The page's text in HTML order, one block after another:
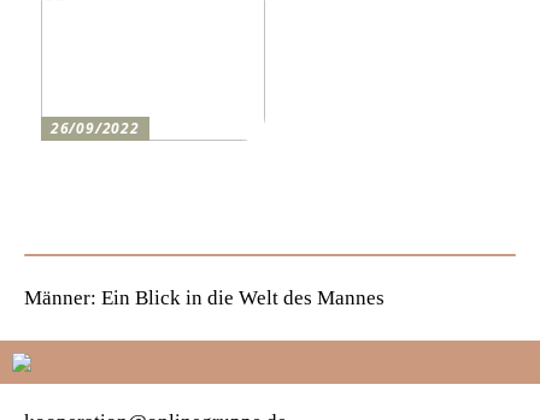
26/09/2022
Männer: Ein Blick in die Welt des Mannes